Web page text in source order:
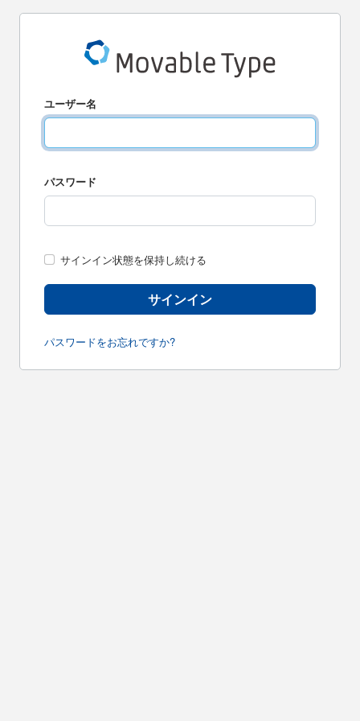
ユーザー名
パスワード
サインイン状態を保持し続ける
パスワードをお忘れですか?
サインイン